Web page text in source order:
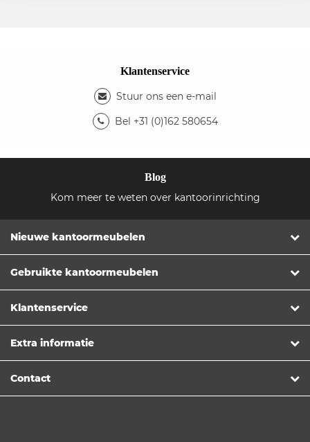
Klantenservice
Stuur ons een e-mail
Bel +31 (0)162 580654
Blog
Kom meer te weten over kantoorinrichting
Nieuwe kantoormeubelen
Gebruikte kantoormeubelen
Klantenservice
Extra informatie
Contact